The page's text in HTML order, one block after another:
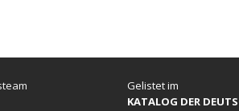
Gelistet im
KATALOG DER